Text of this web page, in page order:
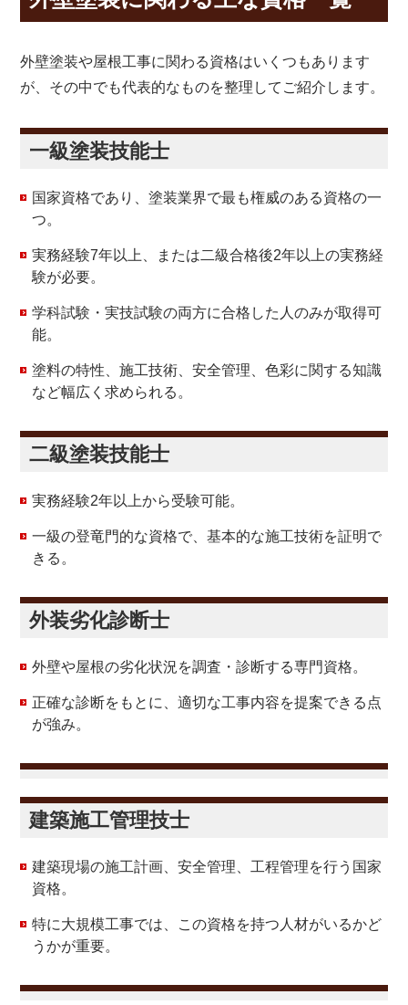
外壁塗装や屋根工事に関わる資格はいくつもあります
が、その中でも代表的なものを整理してご紹介します。
一級塗装技能士
国家資格であり、塗装業界で最も権威のある資格の一
つ。
実務経験7年以上、または二級合格後2年以上の実務経
験が必要。
学科試験・実技試験の両方に合格した人のみが取得可
能。
塗料の特性、施工技術、安全管理、色彩に関する知識
など幅広く求められる。
二級塗装技能士
実務経験2年以上から受験可能。
一級の登竜門的な資格で、基本的な施工技術を証明で
きる。
外装劣化診断士
外壁や屋根の劣化状況を調査・診断する専門資格。
正確な診断をもとに、適切な工事内容を提案できる点
が強み。
建築施工管理技士
建築現場の施工計画、安全管理、工程管理を行う国家
資格。
特に大規模工事では、この資格を持つ人材がいるかど
うかが重要。